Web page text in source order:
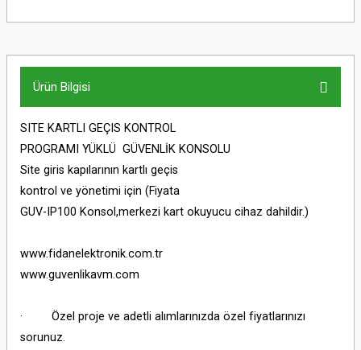
Ürün Bilgisi
SITE KARTLI GEÇIS KONTROL
PROGRAMI YÜKLÜ GÜVENLİK KONSOLU
Site giris kapılarının kartlı geçis
kontrol ve yönetimi için (Fiyata
GUV-IP100 Konsol,merkezi kart okuyucu cihaz dahildir.)
www.fidanelektronik.com.tr
www.guvenlikavm.com
· Özel proje ve adetli alımlarınızda özel fiyatlarınızı
sorunuz.